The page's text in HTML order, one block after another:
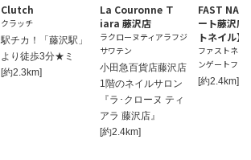
Clutch
クラッチ
駅チカ！「藤沢駅」
より徒歩3分★ミ
[約2.3km]
La Couronne Ｔ
iara 藤沢店
ラクローヌティアラフジ
サワテン
小田急百貨店藤沢店
1階のネイルサロン
『ラ･クローヌ ティ
アラ 藤沢店』
[約2.4km]
FAST NAIL
ート藤沢店
トネイル】
ファストネイ
ンゲートフジ
[約2.4km]